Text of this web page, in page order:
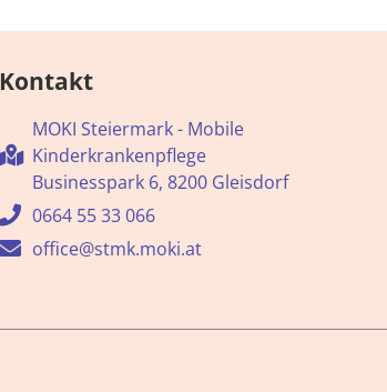
Kontakt
MOKI Steiermark - Mobile
Kinderkrankenpflege
Businesspark 6, 8200 Gleisdorf
0664 55 33 066
office@stmk.moki.at